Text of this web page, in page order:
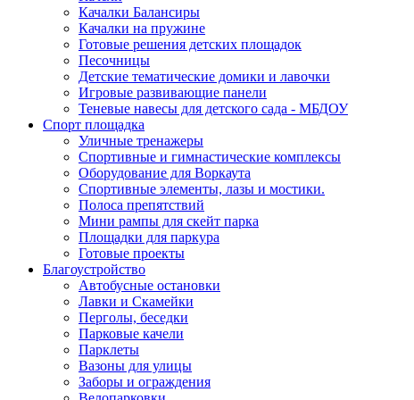
Качалки Балансиры
Качалки на пружине
Готовые решения детских площадок
Песочницы
Детские тематические домики и лавочки
Игровые развивающие панели
Теневые навесы для детского сада - МБДОУ
Спорт площадка
Уличные тренажеры
Спортивные и гимнастические комплексы
Оборудование для Воркаута
Спортивные элементы, лазы и мостики.
Полоса препятствий
Мини рампы для скейт парка
Площадки для паркура
Готовые проекты
Благоустройство
Автобусные остановки
Лавки и Скамейки
Перголы, беседки
Парковые качели
Парклеты
Вазоны для улицы
Заборы и ограждения